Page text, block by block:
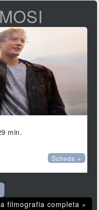
min.
Scheda »
filmografia completa »